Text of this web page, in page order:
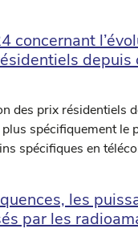
concernant
des prix résidentiels
spécifiquement
spécifiques en
les
par les